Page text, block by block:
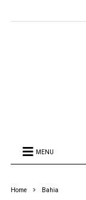
MENU
Home Bahia